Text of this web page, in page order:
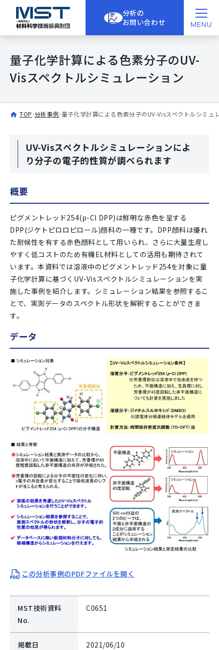
MENU
分析の
お問い合わせ
量子化学計算による色素分子のUV-
Visスペクトルシミュレーション
TOP 分析事例 量子化学計算による色素分子のUV-Visスペクトルシミュ
UV-Visスペクトルシミュレーションによ
り分子の電子的性質が調べられます
概要
ピグメントレッド254(p-Cl DPP)は鮮明な赤色を呈する
DPP(ジケトピロロピロール)顔料の一種です。DPP顔料は優れ
た耐候性を有する赤色顔料として用いられ、さらに大量生産し
やすく低コストのため有機EL材料としての活用も期待されて
います。本資料では溶液中のピグメントレッド254を対象に量
子化学計算に基づくUV-Visスペクトルシミュレーションを実
施した事例を紹介します。シミュレーション結果を参照するこ
とで、実測データのスペクトル形状を解釈することができま
す。
データ
この分析事例のPDFファイルを開く
MST技術資料
No.
C0651
掲載日 2021/06/10